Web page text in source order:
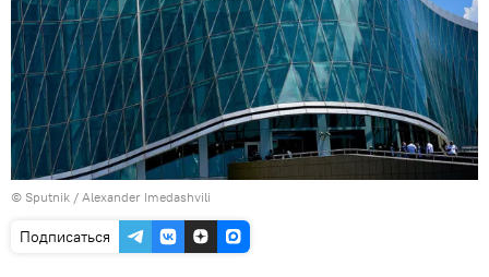
© Sputnik / Alexander Imedashvili
Подписаться